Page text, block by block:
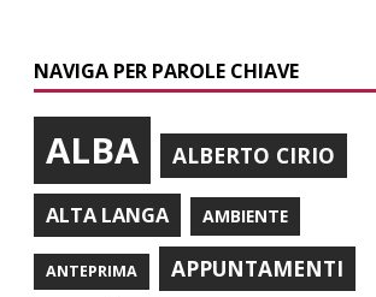
NAVIGA PER PAROLE CHIAVE
ALBA ALBERTO CIRIO
ALTA LANGA AMBIENTE
ANTEPRIMA
APPUNTAMENTI